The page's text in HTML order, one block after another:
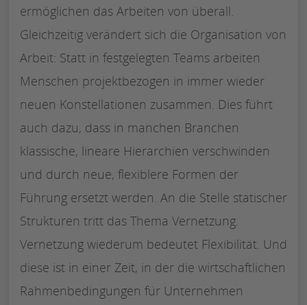
ermöglichen das Arbeiten von überall.
Gleichzeitig verändert sich die Organisation von
Arbeit: Statt in festgelegten Teams arbeiten
Menschen projektbezogen in immer wieder
neuen Konstellationen zusammen. Dies führt
auch dazu, dass in manchen Branchen
klassische, lineare Hierarchien verschwinden
und durch neue, flexiblere Formen der
Führung ersetzt werden. An die Stelle statischer
Strukturen tritt das Thema Vernetzung.
Vernetzung wiederum bedeutet Flexibilität. Und
diese ist in einer Zeit, in der die wirtschaftlichen
Rahmenbedingungen für Unternehmen